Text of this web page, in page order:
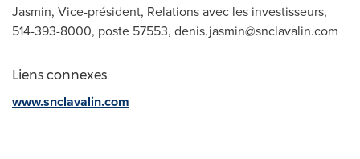
Jasmin, Vice-président, Relations avec les investisseurs,
514-393-8000, poste 57553, denis.jasmin@snclavalin.com
Liens connexes
www.snclavalin.com